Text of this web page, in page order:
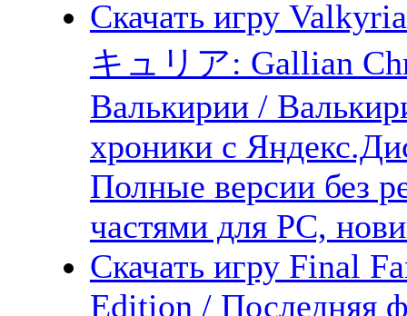
Скачать игру
キュリア: Gallian
Валькирии /
хроники с
Полные версии без
частями для PC,
Скачать игру Final
Edition / Последняя